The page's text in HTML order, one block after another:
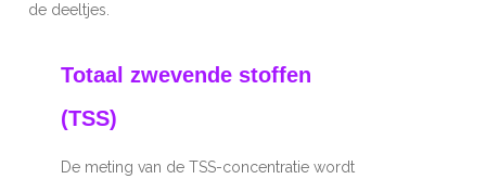
de deeltjes.
Totaal zwevende stoffen
(TSS)
De meting van de TSS-concentratie wordt